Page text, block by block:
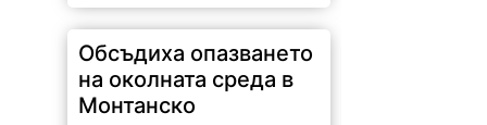
Обсъдиха опазването
на околната среда в
Монтанско